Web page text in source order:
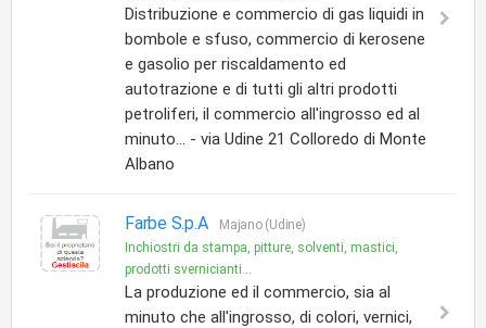
Distribuzione e commercio di gas liquidi in
bombole e sfuso, commercio di kerosene
e gasolio per riscaldamento ed
autotrazione e di tutti gli altri prodotti
petroliferi, il commercio all'ingrosso ed al
minuto... - via Udine 21 Colloredo di Monte
Albano
Farbe S.p.A
Majano (Udine)
Inchiostri da stampa, pitture, solventi, mastici,
prodotti svernicianti...
La produzione ed il commercio, sia al
minuto che all'ingrosso, di colori, vernici,